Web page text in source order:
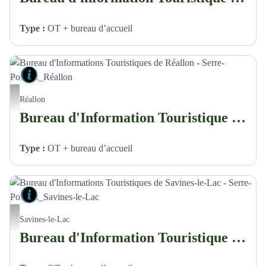
Type : OT + bureau d’accueil
Bureau d'Informations Touristiques de Réallon - Serre-Ponçon_Réallon - ©OT Serre-
Lieux de renseignement
Réallon
Bureau d'Information Touristique de Réallon - Serre-Ponçon
Type : OT + bureau d’accueil
Bureau d'Informations Touristiques de Savines-le-Lac - Serre-Ponçon_Savines-le-Lac -
Lieux de renseignement
Savines-le-Lac
Bureau d'Information Touristique de Savines-le-Lac - Serre-Ponçon